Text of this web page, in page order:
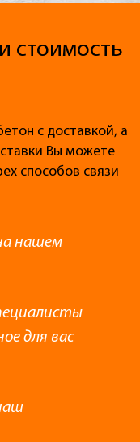
стоимость
с доставкой, а
Вы можете
способов связи
нашем
для вас